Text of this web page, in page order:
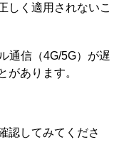
しく適用されないこ
通信（4G/5G）が遅
があります。
認してみてくださ